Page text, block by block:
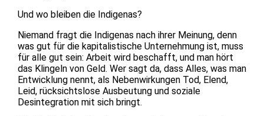
Und wo bleiben die Indigenas?
Niemand fragt die Indigenas nach ihrer Meinung, denn
was gut für die kapitalistische Unternehmung ist, muss
für alle gut sein: Arbeit wird beschafft, und man hört
das Klingeln von Geld. Wer sagt da, dass Alles, was man
Entwicklung nennt, als Nebenwirkungen Tod, Elend,
Leid, rücksichtslose Ausbeutung und soziale
Desintegration mit sich bringt.